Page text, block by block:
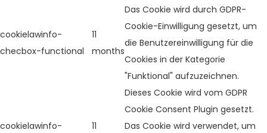
cookielawinfo-
checbox-functional
11
months
Das Cookie wird durch GDPR-
Cookie-Einwilligung gesetzt, um
die Benutzereinwilligung für die
Cookies in der Kategorie
"Funktional" aufzuzeichnen.
cookielawinfo-
11
Dieses Cookie wird vom GDPR
Cookie Consent Plugin gesetzt.
Das Cookie wird verwendet, um